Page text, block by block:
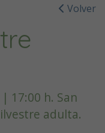
Volver
17:00 h. San
adulta.